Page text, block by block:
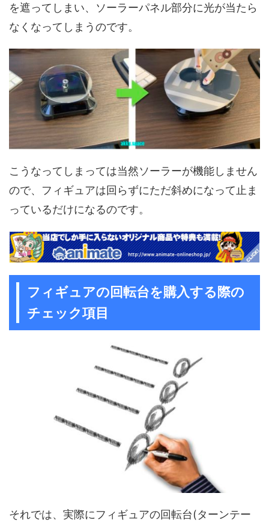
を遮ってしまい、ソーラーパネル部分に光が当たら
なくなってしまうのです。
こうなってしまっては当然ソーラーが機能しません
ので、フィギュアは回らずにただ斜めになって止ま
っているだけになるのです。
フィギュアの回転台を購入する際の
チェック項目
それでは、実際にフィギュアの回転台(ターンテー